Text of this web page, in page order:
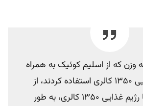
وزن که از اسلیم کوئیک به همراه
یک رژیم غذایی ۱۳۵۰ کالری استفاده کردند، از
افرادی با تنها رژیم غذایی ۱۳۵۰ کالری، به طور